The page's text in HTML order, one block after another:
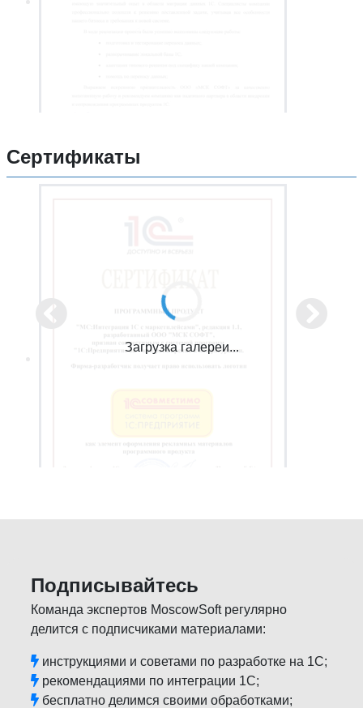
Сертификаты
Загрузка галереи...
Подписывайтесь
Команда экспертов MoscowSoft регулярно
делится с подписчиками материалами:
инструкциями и советами по разработке на 1С;
рекомендациями по интеграции 1С;
бесплатно делимся своими обработками;